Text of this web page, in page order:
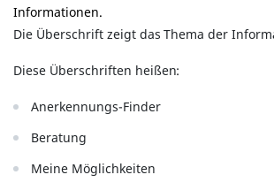
Informationen.
Die Überschrift zeigt das Thema der
Diese Überschriften heißen:
Anerkennungs-Finder
Beratung
Meine Möglichkeiten